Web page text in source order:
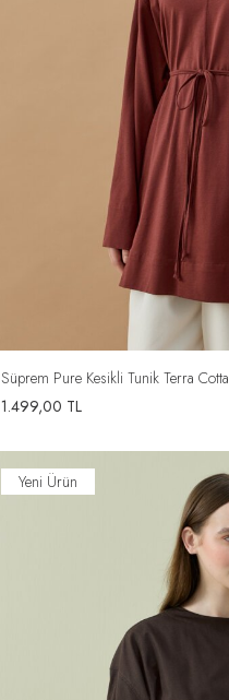
Süprem Pure Kesikli Tunik Terra Cotta
1.499,00 TL
Yeni Ürün